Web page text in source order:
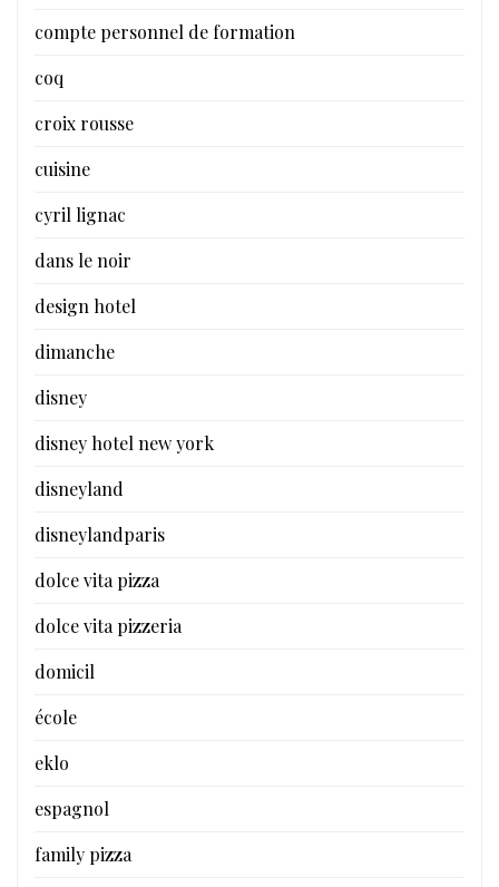
compte personnel de formation
coq
croix rousse
cuisine
cyril lignac
dans le noir
design hotel
dimanche
disney
disney hotel new york
disneyland
disneylandparis
dolce vita pizza
dolce vita pizzeria
domicil
école
eklo
espagnol
family pizza